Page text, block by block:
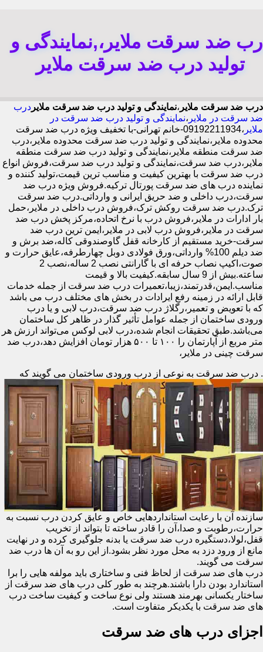
ضد سرقت ملایر،,نمایندگی و
تولید درب ضد سرقت ملایر
درب ضد سرقت ملایر ،نمایندگی و تولید درب ضد سرقت ملایر درب
ضد سرقت در ملایر ،نمایندگی و تولید درب ضد سرقت در
ملایر
،09192211934-خانم تهرانی-با تخفیف ویژه درب ضد سرقت
محدوده ملایر،نمایندگی و تولید درب ضد سرقت محدوده ملایر،درب
ضد سرقت منطقه ملایر،نمایندگی و تولید درب ضد سرقت منطقه
ملایر،درب ضد سرقت،نمایندگی و تولید درب ضد سرقت،فروش انواع
درب ضد سرقت با بهترین کیفیت و مناسب ترین قیمت،تولید کننده و
نماینده درب های ضد سرقت پورتال ترکیه.فروش ویژه درب ضد
سرقت،درب داخلی و ضد حریق ایرانی و وارداتی.درب ضد سرقت
ترک.درب ضد سرقت روکش ترک،فروش درب داخلی در ملایر،حمل
بار ادارات در ملایر،فروش درب با نرخ اتحاده،مرکز پخش درب ضد
سرقت در ملایر،فروش درب لابی در ملایر،ایمن ترین درب ضد
سرقت-خرید مستقیم از کارخانه قفل گاوصندوقی کاله،ضد برش و
ضد دیلم 100% وارداتی،ورق فولادی دوبل چهارطرفه،عایق حرارت و
صوت،اکیپ نصاب حرفه ای با گارانتی نصب 2 ساله،نصب 2
ساعته.بیش از 9 سال سابقه.کیفیت بالا و قیمت
مناسب.ایمن،قدرتمند،زیبا،تعمیرات درب ضد سرقت از جمله خدمات
قابل ارائه در زمینه رفع ایرادات در بخش های مختلف درب می باشد
که با تعویض و تعمیر،رگلاژ درب ضد سرقت،درب لابی و یا درب
ورودی ساختمان از جمله عوامل تأثیر گذار در ظاهر کل ساختمان
می‌باشد.طبق تحقیقات انجام شده،درب لابی لوکس می‌تواند ارزش هر
متر مربع از آپارتمان را ۱۰۰ تا ۵۰۰ هزار تومان افزایش دهد،درب ضد
سرقت چینی در ملایر،
. درب ضد سرقت به نوعی از درب ورودی ساختمان می گویند که
سازنده آن با رعایت استانداردهایی خاص و عایق کردن درب نسبت به
حرارت،رطوبت و صدا،آن را قادر ساخته تا بتواند از تخریب
قفل،لولا،دستگیره درب ضد سرقت یا بدنه جلوگیری کرده و در نهایت
مانع از ورود دزد به محل مورد نظر بشود.از این رو به آن ها درب ضد
سرقت می گویند.
درب های ضد سرقت از لحاظ فنی و ساختاری باید مولفه هایی را برا
استاندارد بودن دارا باشند.هرچند به طور کلی درب های ضد سرقت از
ساختار یکسانی بهرمند هستند ولی نوع ساخت و کیفیت ساخت درب
های ضد سرقت با یکدیکر متفاوت است.
اجزای درب های ضد سرقت